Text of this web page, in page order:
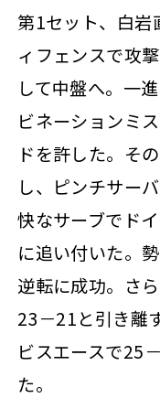
第1セット、白岩
ィフェンスで攻
して中盤へ。一
ビネーションミ
ドを許した。そ
し、ピンチサー
快なサーブでド
に追い付いた。
逆転に成功。さ
23－21と引き離
ビスエースで25
た。